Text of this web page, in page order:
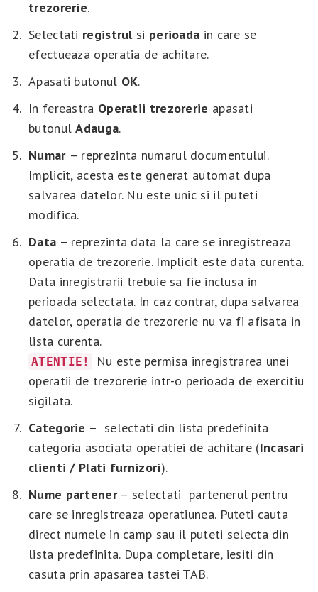
trezorerie.
Selectati registrulsi perioada in care se
efectueaza operatia de achitare.
Apasati butonul OK.
In fereastra Operatii trezorerie apasati
butonulAdauga.
Numar – reprezinta numarul documentului.
Implicit, acesta este generat automat dupa
salvarea datelor. Nu este unic si il puteti
modifica.
Data – reprezinta data la care se inregistreaza
operatia de trezorerie. Implicit este data curenta.
Data inregistrarii trebuie sa fie inclusa in
perioada selectata. In caz contrar, dupa salvarea
datelor, operatia de trezorerie nu va fi afisata in
lista curenta.
ATENTIE!
Nu este permisa inregistrarea unei
operatii de trezorerie intr-o perioada de exercitiu
sigilata.
Categorie – selectati din lista predefinita
categoria asociata operatiei de achitare (Incasari
clienti / Plati furnizori).
Nume partener– selectati partenerul pentru
care se inregistreaza operatiunea. Puteti cauta
direct numele in camp sau il puteti selecta din
lista predefinita. Dupa completare, iesiti din
casuta prin apasarea tastei TAB.